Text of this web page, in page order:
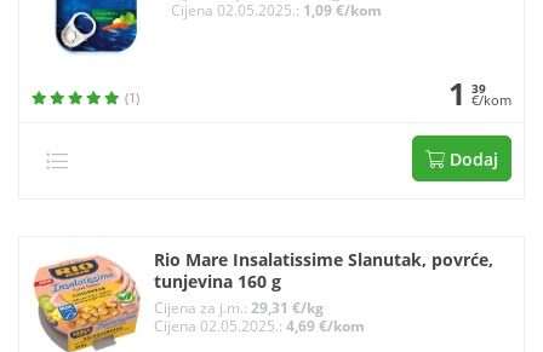
Cijena 02.05.2025.: 1,09 €/kom
(1) 1 39
€/kom
Dodaj
Rio Mare Insalatissime Slanutak, povrće,
tunjevina 160 g
Cijena za j.m.: 29,31 €/kg
Cijena 02.05.2025.: 4,69 €/kom